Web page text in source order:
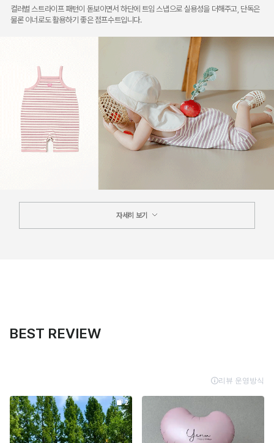
컬러별 스트라이프 패턴이 돋보이면서 하단에 트임 스냅으로 실용성을 더해주고, 단독은
물론 이너로도 활용하기 좋은 점프수트입니다.
자세히 보기
BEST REVIEW